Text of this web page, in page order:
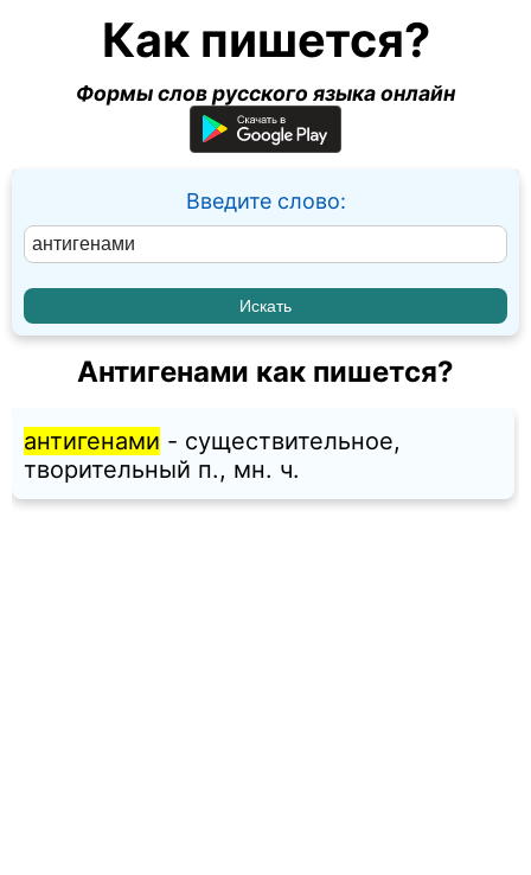
Как пишется?
Формы слов русского языка онлайн
Введите слово:
Антигенами как пишется?
антигенами - существительное,
творительный п., мн. ч.